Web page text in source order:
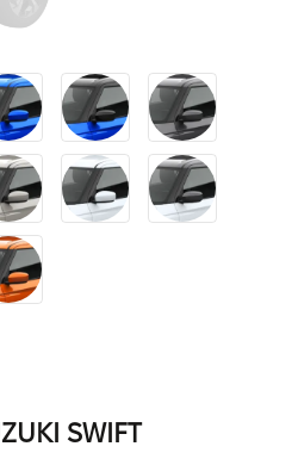
SWIFT